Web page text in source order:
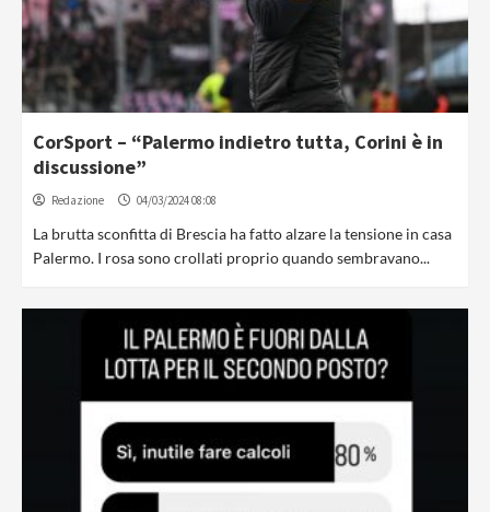
CorSport – “Palermo indietro tutta, Corini è in
discussione”
Redazione 04/03/2024 08:08
La brutta sconfitta di Brescia ha fatto alzare la tensione in casa
Palermo. I rosa sono crollati proprio quando sembravano...